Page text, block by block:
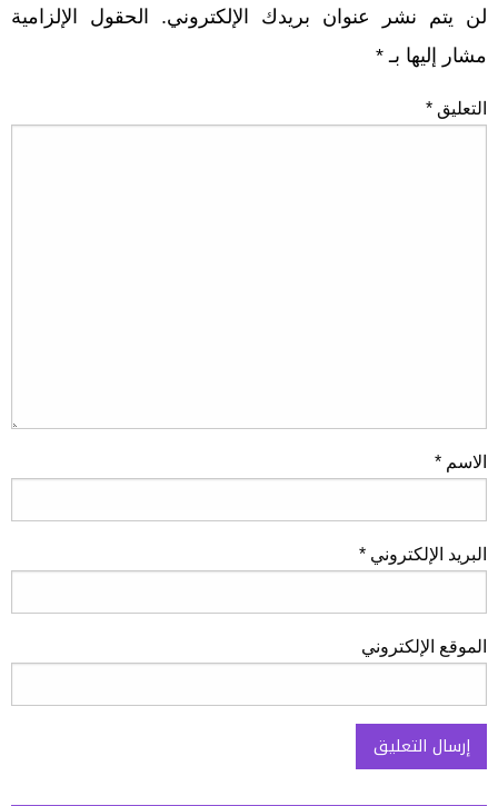
لن يتم نشر عنوان بريدك الإلكتروني.
الحقول الإلزامية
مشار إليها بـ *
التعليق *
الاسم *
البريد الإلكتروني *
الموقع الإلكتروني